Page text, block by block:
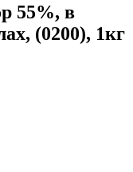
55%, в
(0200), 1кг